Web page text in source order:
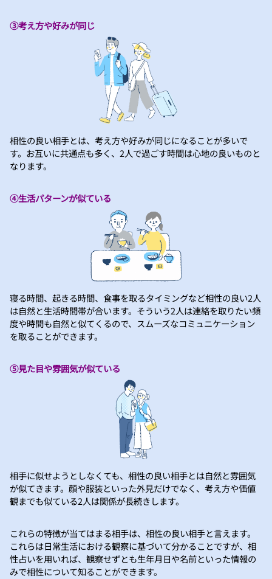
③考え方や好みが同じ
相性の良い相手とは、考え方や好みが同じになることが多いで
す。お互いに共通点も多く、2人で過ごす時間は心地の良いものと
なります。
④生活パターンが似ている
寝る時間、起きる時間、食事を取るタイミングなど相性の良い2人
は自然と生活時間帯が合います。そういう2人は連絡を取りたい頻
度や時間も自然と似てくるので、スムーズなコミュニケーション
を取ることができます。
⑤見た目や雰囲気が似ている
相手に似せようとしなくても、相性の良い相手とは自然と雰囲気
が似てきます。顔や服装といった外見だけでなく、考え方や価値
観までも似ている2人は関係が長続きします。
これらの特徴が当てはまる相手は、相性の良い相手と言えます。
これらは日常生活における観察に基づいて分かることですが、相
性占いを用いれば、観察せずとも生年月日や名前といった情報の
みで相性について知ることができます。